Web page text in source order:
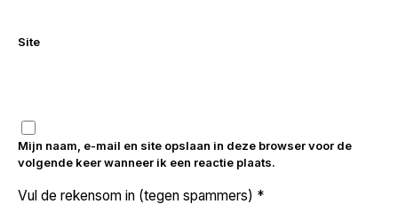
Site
Mijn naam, e-mail en site opslaan in deze browser voor de
volgende keer wanneer ik een reactie plaats.
Vul de rekensom in (tegen spammers) *